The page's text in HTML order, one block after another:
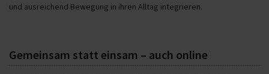
und ausreichend Bewegung in ihren Alltag integrieren.
Gemeinsam statt einsam – auch online